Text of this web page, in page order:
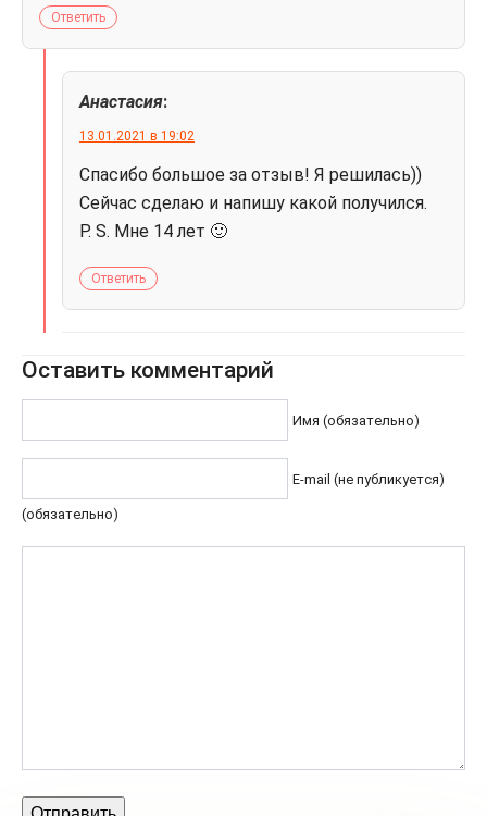
Ответить
Анастасия:
13.01.2021 в 19:02
Спасибо большое за отзыв! Я решилась))
Сейчас сделаю и напишу какой получился.
P. S. Мне 14 лет 🙂
Ответить
Оставить комментарий
Имя (обязательно)
E-mail (не публикуется)
(обязательно)